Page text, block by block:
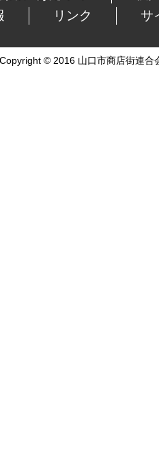
リンク サ
Copyright © 2016 山口市商店街連合